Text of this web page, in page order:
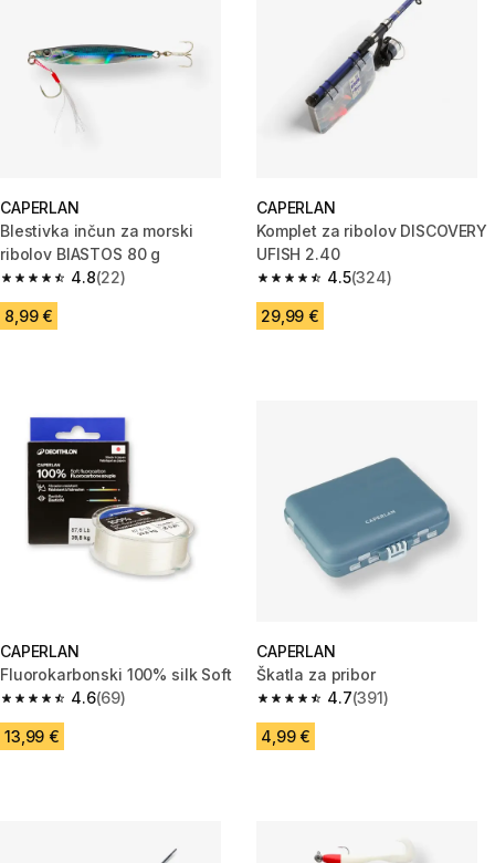
CAPERLAN
Blestivka inčun za morski
ribolov BIASTOS 80 g
4.8
4.8 od 5 zvezdic from 22 ocene
(22)
8,99 €
CAPERLAN
Komplet za ribolov DISCOVERY
UFISH 2.40
4.5
4.5 od 5 zvezdic from 324
(324)
29,99 €
CAPERLAN
Fluorokarbonski 100% silk Soft
4.6
4.6 od 5 zvezdic from 69 ocene
(69)
13,99 €
CAPERLAN
Škatla za pribor
4.7
4.7 od 5 zvezdic from 391
(391)
4,99 €